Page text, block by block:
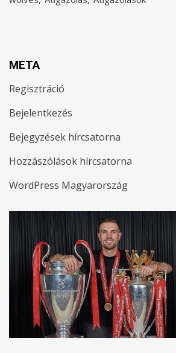
META
Regisztráció
Bejelentkezés
Bejegyzések hírcsatorna
Hozzászólások hírcsatorna
WordPress Magyarország